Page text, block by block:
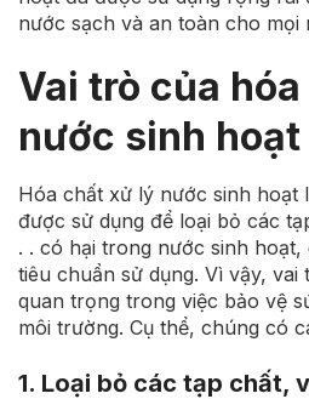
nước sạch và an toàn cho mọi
Vai trò của
nước sinh hoạt
Hóa chất xử lý nước sinh hoạt
được sử dụng để loại bỏ các
. . có hại trong nước sinh
tiêu chuẩn sử dụng. Vì vậy,
quan trọng trong việc bảo vệ
môi trường. Cụ thể, chúng có
1. Loại bỏ các tạp chất,